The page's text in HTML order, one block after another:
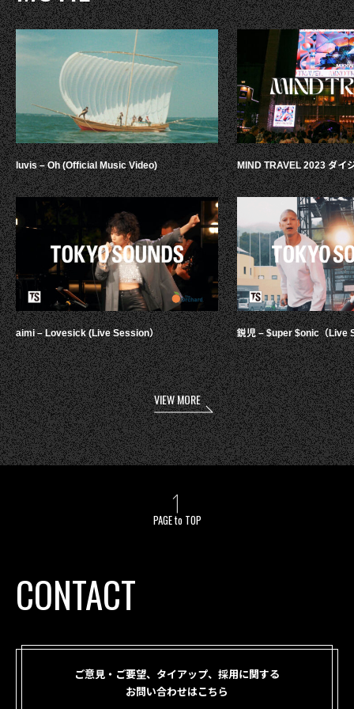
luvis – Oh (Official Music Video)
aimi – Lovesick (Live Session）
MIND TRAVEL 2023 ダイ
鋭児 – $uper $onic（Live
VIEW MORE
PAGE to TOP
CONTACT
ご意見・ご要望、タイアップ、採用に関する
お問い合わせはこちら